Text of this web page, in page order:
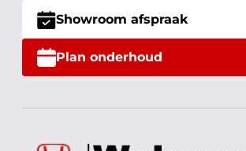
Showroom afspraak
Plan onderhoud